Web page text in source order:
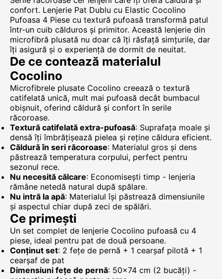
confort. Lenjerie Pat Dublu cu Elastic Cocolino
Pufoasa 4 Piese cu textură pufoasă transformă patul
într-un cuib călduros și primitor. Această lenjerie din
microfibră plusată nu doar că îți răsfață simțurile, dar
îți asigură și o experiență de dormit de neuitat.
De ce contează materialul
Cocolino
Microfibrele plusate Cocolino creează o textură
catifelată unică, mult mai pufoasă decât bumbacul
obișnuit, oferind căldură și confort în serile
răcoroase.
Textură catifelată extra-pufoasă: Suprafața moale și
densă îți îmbrățișează pielea și reține căldura eficient.
Căldură în seri răcoroase: Materialul gros și dens
păstrează temperatura corpului, perfect pentru
sezonul rece.
Nu necesită călcare: Economisești timp - lenjeria
rămâne netedă natural după spălare.
Nu intră la apă: Materialul își păstrează dimensiunile
și aspectul chiar după zeci de spălări.
Ce primești
Un set complet de lenjerie Cocolino pufoasă cu 4
piese, ideal pentru pat de două persoane.
Conținut set: 2 fețe de pernă + 1 cearșaf pilotă + 1
cearșaf de pat
Dimensiuni fețe de pernă: 50x74 cm (2 bucăți) -